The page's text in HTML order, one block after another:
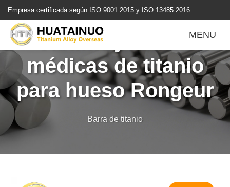
转
Empresa certificada según ISO 9001:2015 y ISO 13485:2016
MENU
Varillas y barras
médicas de titanio
para hueso Rongeur
Barra de titanio